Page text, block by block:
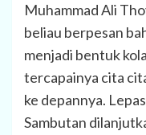
Muhammad Ali
beliau berpesan
menjadi bentuk
tercapainya cita
ke depannya.
Sambutan